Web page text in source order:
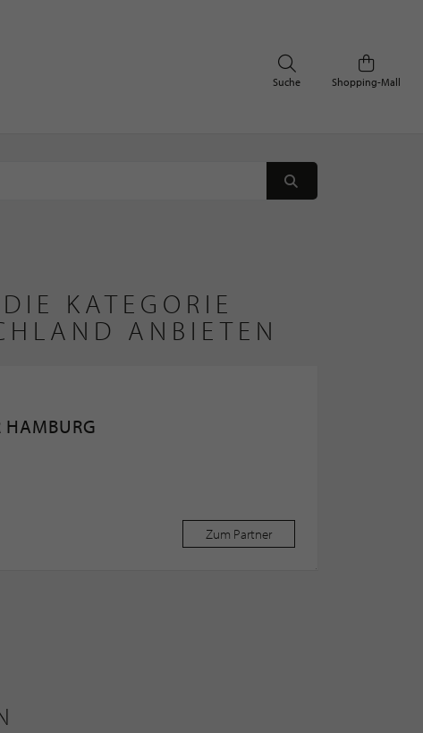
Shopping-Mall
Suche
KATEGORIE
ANBIETEN
HAMBURG
Zum Partner